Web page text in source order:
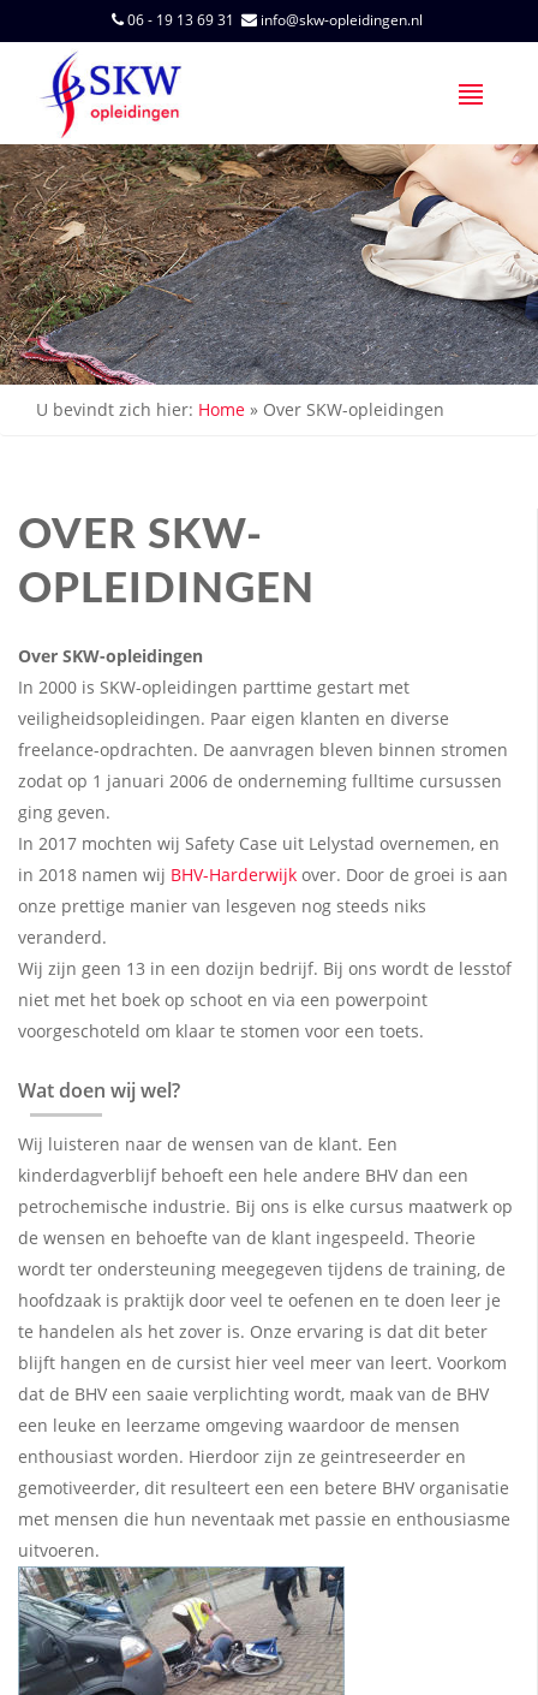
06 - 19 13 69 31 info@skw-opleidingen.nl
U bevindt zich hier: Home » Over SKW-opleidingen
OVER SKW-
OPLEIDINGEN
Over SKW-opleidingen
In 2000 is SKW-opleidingen parttime gestart met
veiligheidsopleidingen. Paar eigen klanten en diverse
freelance-opdrachten. De aanvragen bleven binnen stromen
zodat op 1 januari 2006 de onderneming fulltime cursussen
ging geven.
In 2017 mochten wij Safety Case uit Lelystad overnemen, en
in 2018 namen wij BHV-Harderwijk over. Door de groei is aan
onze prettige manier van lesgeven nog steeds niks
veranderd.
Wij zijn geen 13 in een dozijn bedrijf. Bij ons wordt de lesstof
niet met het boek op schoot en via een powerpoint
voorgeschoteld om klaar te stomen voor een toets.
Wat doen wij wel?
Wij luisteren naar de wensen van de klant. Een
kinderdagverblijf behoeft een hele andere BHV dan een
petrochemische industrie. Bij ons is elke cursus maatwerk op
de wensen en behoefte van de klant ingespeeld. Theorie
wordt ter ondersteuning meegegeven tijdens de training, de
hoofdzaak is praktijk door veel te oefenen en te doen leer je
te handelen als het zover is. Onze ervaring is dat dit beter
blijft hangen en de cursist hier veel meer van leert. Voorkom
dat de BHV een saaie verplichting wordt, maak van de BHV
een leuke en leerzame omgeving waardoor de mensen
enthousiast worden. Hierdoor zijn ze geintreseerder en
gemotiveerder, dit resulteert een een betere BHV organisatie
met mensen die hun neventaak met passie en enthousiasme
uitvoeren.